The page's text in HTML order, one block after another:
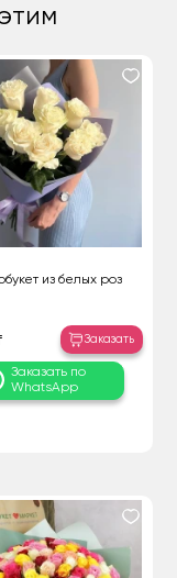
из белых роз
Заказать
Заказать по
WhatsApp